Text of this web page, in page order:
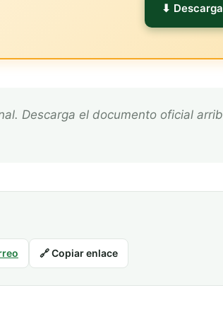
⬇
🔗 Copiar enlace